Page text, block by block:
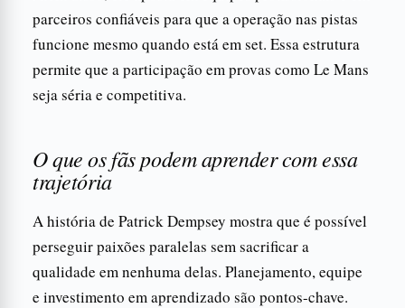
parceiros confiáveis para que a operação nas pistas
funcione mesmo quando está em set. Essa estrutura
permite que a participação em provas como Le Mans
seja séria e competitiva.
O que os fãs podem aprender com essa
trajetória
A história de Patrick Dempsey mostra que é possível
perseguir paixões paralelas sem sacrificar a
qualidade em nenhuma delas. Planejamento, equipe
e investimento em aprendizado são pontos-chave.